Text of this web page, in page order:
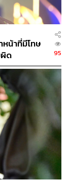
นามให้ความ
ที่มีบทบาท
อมย้ำว่าจะ
ชับหน่วยงานที่
งทุนอย่างใกล้
าม
ก่เวียดนาม
ามร่วมมือด้าน
พันธ์อัน
ทศ ซึ่งสะท้อน
างเป็นรูปธรรม
หน้าที่มีโทษ
ด
95